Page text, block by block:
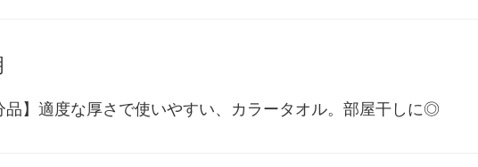
品】適度な厚さで使いやすい、カラータオル。部屋干しに◎